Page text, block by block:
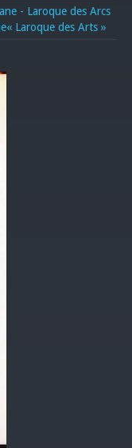
- Laroque des Arcs
Laroque des Arts »